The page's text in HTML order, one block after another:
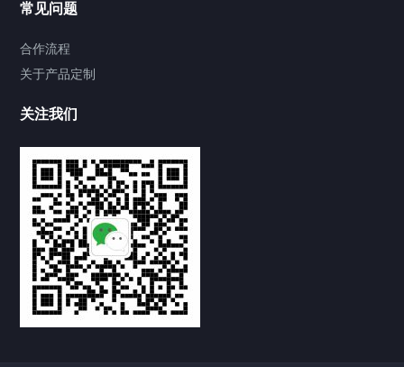
常见问题
合作流程
关于产品定制
关注我们